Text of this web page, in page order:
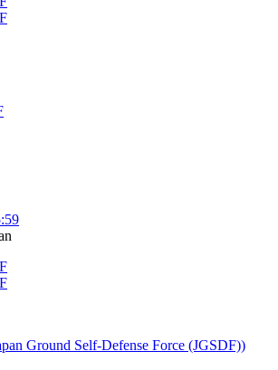
Ground Self-Defense Force (JGSDF))